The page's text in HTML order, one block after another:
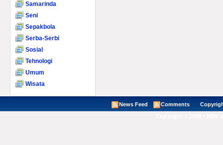
Samarinda
Seni
Sepakbola
Serba-Serbi
Sosial
Tehnologi
Umum
Wisata
News Feed Comments Copyright